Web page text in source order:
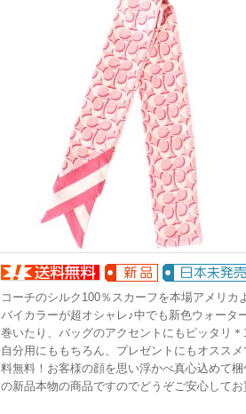
コーチのシルク100％スカーフを本場アメリ
バイカラーが超オシャレ♪中でも新色ウォータ
巻いたり、バッグのアクセントにもピッタリ
自分用にももちろん、プレゼントにもオスス
料無料！お客様の顔を思い浮かべ真心込めて
の新品本物の商品ですのでどうぞご安心してお